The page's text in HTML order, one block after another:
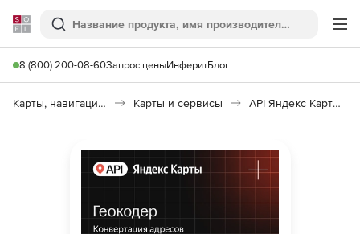
Softline
Поиск
8 (800) 200-08-60Запрос ценыИнферитБлог
Карты, навигация, путешествия Карты и сервисы API Яндекс Карт Геокодер